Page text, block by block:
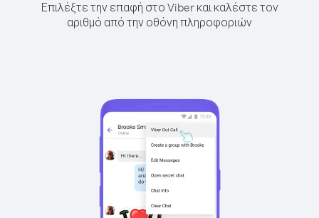
Επιλέξτε την επαφή στο Viber και καλέστε τον
αριθμό από την οθόνη πληροφοριών